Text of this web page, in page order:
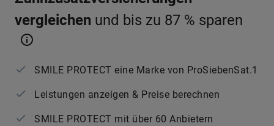
vergleichen und bis zu 87 % sparen
SMILE PROTECT eine Marke von ProSiebenSat.1
Leistungen anzeigen & Preise berechnen
SMILE PROTECT mit über 60 Anbietern